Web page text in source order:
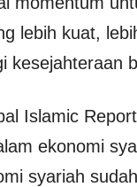
lebih kuat,
kesejahteraan
Islamic
ekonomi
syariah